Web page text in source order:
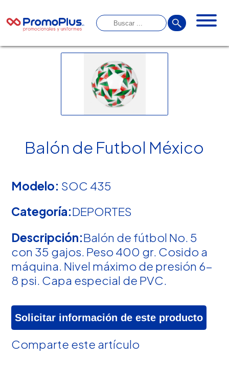
Balón de Futbol México
Modelo: SOC 435
Categoría:DEPORTES
Descripción:Balón de fútbol No. 5
con 35 gajos. Peso 400 gr. Cosido a
máquina. Nivel máximo de presión 6-
8 psi. Capa especial de PVC.
Solicitar información de este producto
Comparte este artículo